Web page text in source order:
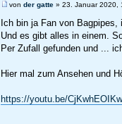
von der gatte» 23. Januar 2020,
Ich bin ja Fan von
Und es gibt alles in einem.
Per Zufall gefunden und ...
Hier mal zum Ansehen und
https://youtu.be/